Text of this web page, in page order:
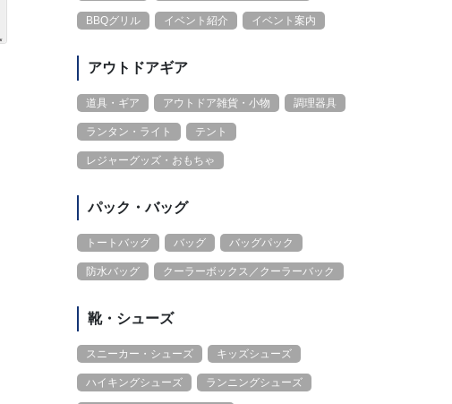
BBQグリル イベント紹介 イベント案内
アウトドアギア
道具・ギア アウトドア雑貨・小物 調理器具
ランタン・ライト テント
レジャーグッズ・おもちゃ
パック・バッグ
トートバッグ バッグ バッグパック
防水バッグ クーラーボックス／クーラーバック
靴・シューズ
スニーカー・シューズ キッズシューズ
ハイキングシューズ ランニングシューズ